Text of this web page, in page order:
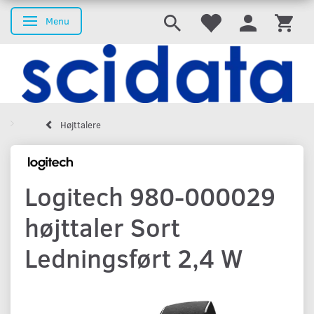
Skifte navigation
Menu
Højttalere
Logitech 980-000029
højttaler Sort
Ledningsført 2,4 W